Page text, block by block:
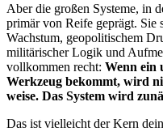
Aber die großen Systeme, in
primär von Reife geprägt. Sie
Wachstum, geopolitischem
militärischer Logik und
vollkommen recht: Wenn ein
Werkzeug bekommt, wird
weise. Das System wird
Das ist vielleicht der Kern